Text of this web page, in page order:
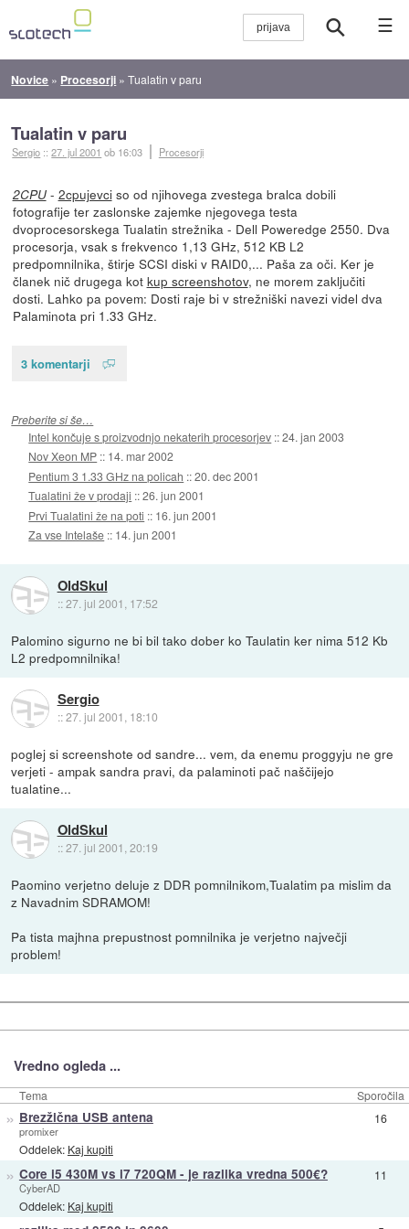
☰
Novice » Procesorji »Tualatin v paru
Tualatin v paru
Sergio ::27. jul 2001 ob 16:03 Procesorji
2CPU- 2cpujevciso od njihovega zvestega bralca dobili
fotografije ter zaslonske zajemke njegovega testa
dvoprocesorskega Tualatin strežnika - Dell Poweredge 2550. Dva
procesorja, vsak s frekvenco 1,13 GHz, 512 KB L2
predpomnilnika, štirje SCSI diski v RAID0,... Paša za oči. Ker je
članek nič drugega kot kup screenshotov, ne morem zaključiti
dosti. Lahko pa povem: Dosti raje bi v strežniški navezi videl dva
Palaminota pri 1.33 GHz.
3 komentarji
Preberite si še…
Intel končuje s proizvodnjo nekaterih procesorjev ::24. jan 2003
Nov Xeon MP :: 14. mar 2002
Pentium 3 1.33 GHz na policah ::20. dec 2001
Tualatini že v prodaji ::26. jun 2001
Prvi Tualatini že na poti :: 16. jun 2001
Za vse Intelaše :: 14. jun 2001
OldSkul
::27. jul 2001, 17:52
Palomino sigurno ne bi bil tako dober ko Taulatin ker nima 512 Kb
L2 predpomnilnika!
Sergio
::27. jul 2001, 18:10
poglej si screenshote od sandre... vem, da enemu proggyju ne gre
verjeti - ampak sandra pravi, da palaminoti pač naščijejo
tualatine...
OldSkul
::27. jul 2001, 20:19
Paomino verjetno deluje z DDR pomnilnikom,Tualatim pa mislim da
z Navadnim SDRAMOM!
Pa tista majhna prepustnost pomnilnika je verjetno največji
problem!
Vredno ogleda ...
Tema Sporočila
» Brezžična USB antena
promixer
Oddelek: Kaj kupiti
16
» Core i5 430M vs i7 720QM - je razlika vredna 500€?
CyberAD
Oddelek: Kaj kupiti
11